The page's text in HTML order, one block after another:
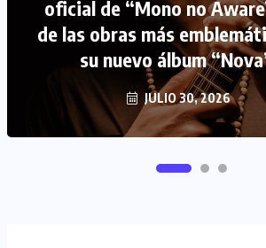
FIPETUR se solidariza
Venezuela
JUNIO 29, 2026